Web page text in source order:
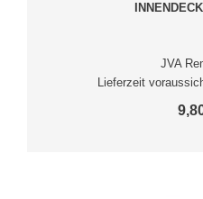
JVA
Lieferzeit